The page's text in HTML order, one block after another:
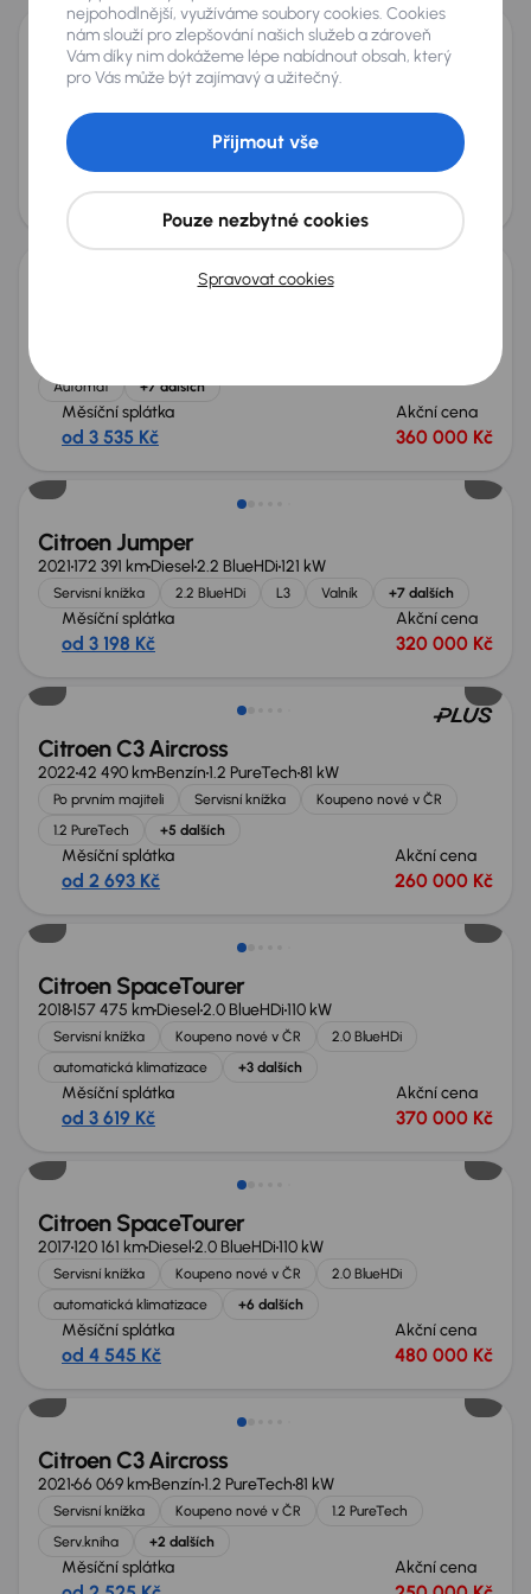
Citroen Jumper
2020 Diesel 2.2 BlueHDi 121 kW
Koupeno nové v ČR 2.2 BlueHDi Chlad. vůz
L4H2
+7 dalších
Měsíční splátka
od 2 778 Kč
Akční cena
270 000 Kč
Automat
+7 dalších
Měsíční splátka
od 3 535 Kč
Akční cena
360 000 Kč
Zlevněno o 20 000 Kč
Citroen Jumper
2021172 391 kmDiesel2.2 BlueHDi121 kW
Servisní knížka 2.2 BlueHDi L3 Valník +7 dalších
Měsíční splátka
od 3 198 Kč
Akční cena
320 000 Kč
Zlevněno o 10 000 Kč
Citroen C3 Aircross
202242 490 kmBenzín1.2 PureTech81 kW
Po prvním majiteli Servisní knížka
Koupeno nové v ČR
1.2 PureTech
+5 dalších
Měsíční splátka
od 2 693 Kč
Akční cena
260 000 Kč
Citroen SpaceTourer
2018157 475 kmDiesel2.0 BlueHDi110 kW
Servisní knížka Koupeno nové v ČR
2.0 BlueHDi
automatická klimatizace
+3 dalších
Měsíční splátka
od 3 619 Kč
Akční cena
370 000 Kč
Možnost odpočtu DPH
Citroen SpaceTourer
2017120 161 kmDiesel2.0 BlueHDi110 kW
Servisní knížka Koupeno nové v ČR
2.0 BlueHDi
automatická klimatizace
+6 dalších
Měsíční splátka
od 4 545 Kč
Akční cena
480 000 Kč
Citroen C3 Aircross
202166 069 kmBenzín1.2 PureTech81 kW
Servisní knížka Koupeno nové v ČR
1.2 PureTech
Serv.kniha
+2 dalších
Měsíční splátka Akční cena
nejpohodlnější, využíváme soubory cookies. Cookies
nám slouží pro zlepšování našich služeb a zároveň
Vám díky nim dokážeme lépe nabídnout obsah, který
pro Vás může být zajímavý a užitečný.
Spravovat cookies
Pouze nezbytné cookies
Přijmout vše